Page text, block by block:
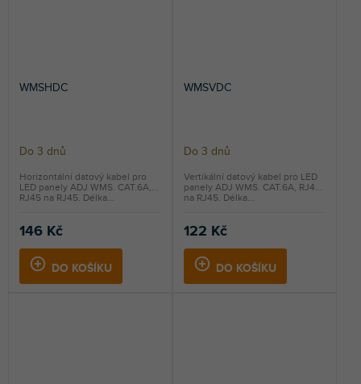
WMSHDC
Do 3 dnů
146 Kč
DO KOŠÍKU
Horizontální datový kabel pro
LED panely ADJ WMS. CAT.6A,
RJ45 na RJ45. Délka...
WMSVDC
Do 3 dnů
122 Kč
DO KOŠÍKU
Vertikální datový kabel pro LED
panely ADJ WMS. CAT.6A, RJ45
na RJ45. Délka...